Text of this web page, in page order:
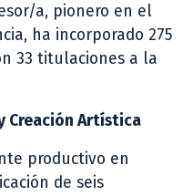
a, pionero en el
ha incorporado 275
33 titulaciones a la
Creación Artística
productivo en
de seis